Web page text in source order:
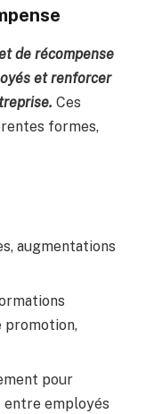
de récompense
et renforcer
Ces
formes,
augmentations
promotion,
pour
entre employés